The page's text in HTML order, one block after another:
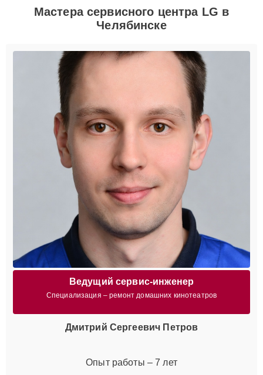
Мастера сервисного центра LG в
Челябинске
Ведущий сервис-инженер
Специализация – ремонт домашних кинотеатров
Дмитрий Сергеевич Петров
Опыт работы – 7 лет